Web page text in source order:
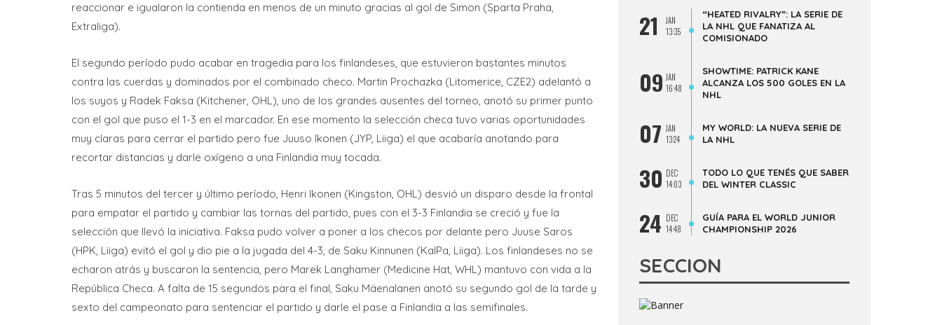
reaccionar e igualaron la contienda en menos de un minuto gracias al gol de Simon (Sparta Praha,
Extraliga).
El segundo período pudo acabar en tragedia para los finlandeses, que estuvieron bastantes minutos
contra las cuerdas y dominados por el combinado checo. Martin Prochazka (Litomerice, CZE2) adelantó a
los suyos y Radek Faksa (Kitchener, OHL), uno de los grandes ausentes del torneo, anotó su primer punto
con el gol que puso el 1-3 en el marcador. En ese momento la selección checa tuvo varias oportunidades
muy claras para cerrar el partido pero fue Juuso Ikonen (JYP, Liiga) el que acabaría anotando para
recortar distancias y darle oxígeno a una Finlandia muy tocada.
Tras 5 minutos del tercer y último período, Henri Ikonen (Kingston, OHL) desvió un disparo desde la frontal
para empatar el partido y cambiar las tornas del partido, pues con el 3-3 Finlandia se creció y fue la
selección que llevó la iniciativa. Faksa pudo volver a poner a los checos por delante pero Juuse Saros
(HPK, Liiga) evitó el gol y dio pie a la jugada del 4-3, de Saku Kinnunen (KalPa, Liiga). Los finlandeses no se
echaron atrás y buscaron la sentencia, pero Marek Langhamer (Medicine Hat, WHL) mantuvo con vida a la
República Checa. A falta de 15 segundos para el final, Saku Mäenalanen anotó su segundo gol de la tarde y
sexto del campeonato para sentenciar el partido y darle el pase a Finlandia a las semifinales.
21
JAN
13:35
“HEATED RIVALRY”: LA SERIE DE
LA NHL QUE FANATIZA AL
COMISIONADO
09 JAN
16:48
SHOWTIME: PATRICK KANE
ALCANZA LOS 500 GOLES EN LA
NHL
07 JAN
13:24
MY WORLD: LA NUEVA SERIE DE
LA NHL
30 DEC
14:03
TODO LO QUE TENÉS QUE SABER
DEL WINTER CLASSIC
24 DEC
14:48
GUÍA PARA EL WORLD JUNIOR
CHAMPIONSHIP 2026
SECCION